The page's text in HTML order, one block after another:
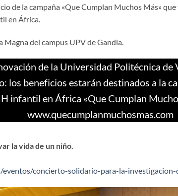
de la campaña «Que Cumplan Muchos Más»
en África.
Magna del campus UPV de Gandia.
de la Universidad Politécnica de
los beneficios estarán destinados a la
infantil en África «Que Cumplan
www.quecumplanmuchosmas.com
la vida de un niño.
concierto-solidario-para-la-